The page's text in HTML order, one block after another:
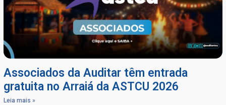
Associados da Auditar têm entrada
gratuita no Arraiá da ASTCU 2026
Leia mais »